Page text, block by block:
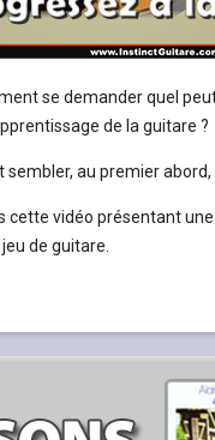
se demander quel
de la guitare ?
au premier abord,
cette vidéo présentant
de guitare.